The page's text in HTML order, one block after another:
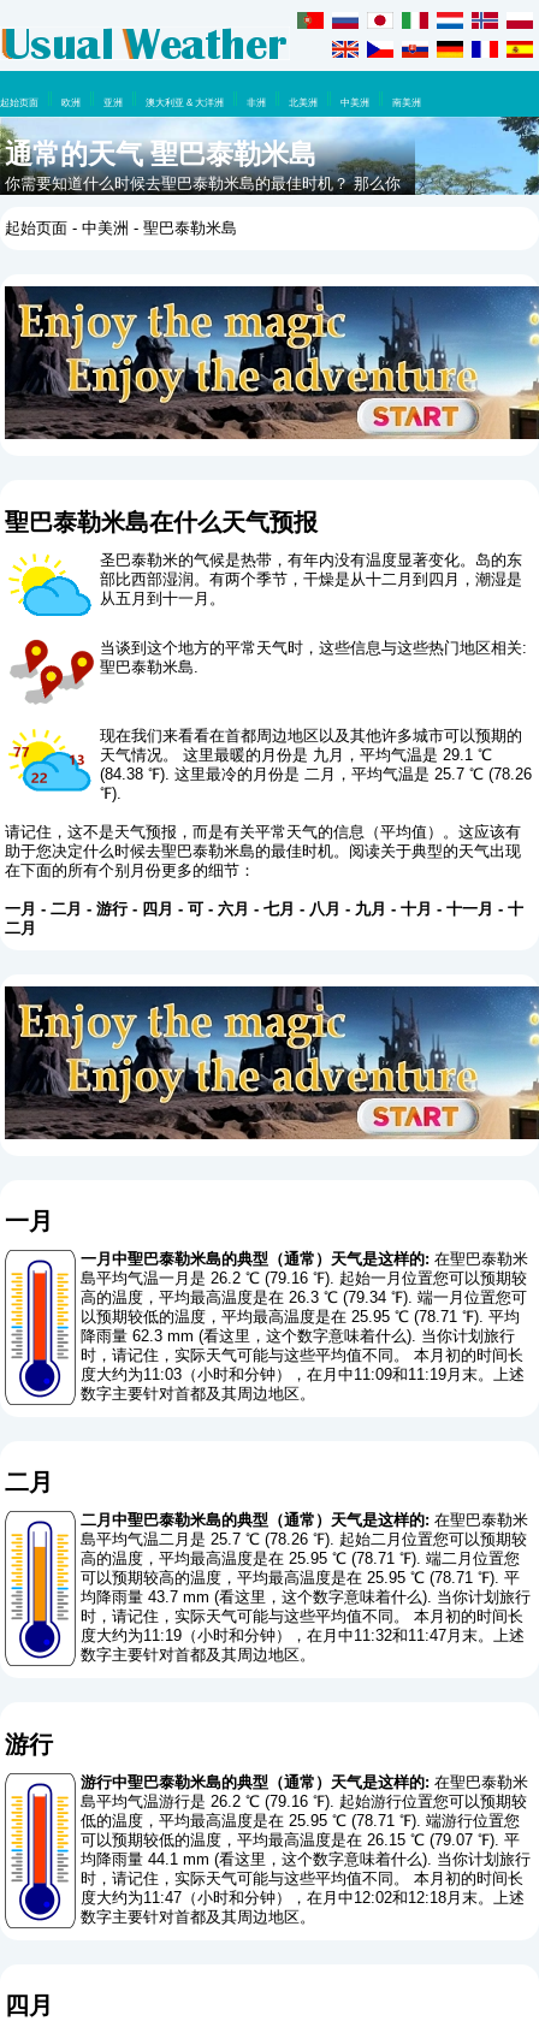
起始页面 欧洲 亚洲 澳大利亚 & 大洋洲 非洲 北美洲 中美洲 南美洲
通常的天气 聖巴泰勒米島
你需要知道什么时候去聖巴泰勒米島的最佳时机？ 那么你
起始页面 -中美洲 - 聖巴泰勒米島
聖巴泰勒米島在什么天气预报
圣巴泰勒米的气候是热带，有年内没有温度显著变化。岛的东
部比西部湿润。有两个季节，干燥是从十二月到四月，潮湿是
从五月到十一月。
当谈到这个地方的平常天气时，这些信息与这些热门地区相关:
聖巴泰勒米島.
现在我们来看看在首都周边地区以及其他许多城市可以预期的
天气情况。 这里最暖的月份是 九月，平均气温是 29.1 ℃
(84.38 ℉). 这里最冷的月份是 二月，平均气温是 25.7 ℃ (78.26
℉).
请记住，这不是天气预报，而是有关平常天气的信息（平均值）。这应该有
助于您决定什么时候去聖巴泰勒米島的最佳时机。阅读关于典型的天气出现
在下面的所有个别月份更多的细节：
一月 -二月 -游行- 四月 -可 -六月 -七月 - 八月 - 九月 -十月 -十一月 -十
二月
一月
一月中聖巴泰勒米島的典型（通常）天气是这样的: 在聖巴泰勒米
島平均气温一月是 26.2 ℃ (79.16 ℉). 起始一月位置您可以预期较
高的温度，平均最高温度是在 26.3 ℃ (79.34 ℉). 端一月位置您可
以预期较低的温度，平均最高温度是在 25.95 ℃ (78.71 ℉). 平均
降雨量 62.3 mm (看这里，这个数字意味着什么). 当你计划旅行
时，请记住，实际天气可能与这些平均值不同。 本月初的时间长
度大约为11:03（小时和分钟），在月中11:09和11:19月末。上述
数字主要针对首都及其周边地区。
二月
二月中聖巴泰勒米島的典型（通常）天气是这样的: 在聖巴泰勒米
島平均气温二月是 25.7 ℃ (78.26 ℉). 起始二月位置您可以预期较
高的温度，平均最高温度是在 25.95 ℃ (78.71 ℉). 端二月位置您
可以预期较高的温度，平均最高温度是在 25.95 ℃ (78.71 ℉). 平
均降雨量 43.7 mm (看这里，这个数字意味着什么). 当你计划旅行
时，请记住，实际天气可能与这些平均值不同。 本月初的时间长
度大约为11:19（小时和分钟），在月中11:32和11:47月末。上述
数字主要针对首都及其周边地区。
游行
游行中聖巴泰勒米島的典型（通常）天气是这样的: 在聖巴泰勒米
島平均气温游行是 26.2 ℃ (79.16 ℉). 起始游行位置您可以预期较
低的温度，平均最高温度是在 25.95 ℃ (78.71 ℉). 端游行位置您
可以预期较低的温度，平均最高温度是在 26.15 ℃ (79.07 ℉). 平
均降雨量 44.1 mm (看这里，这个数字意味着什么). 当你计划旅行
时，请记住，实际天气可能与这些平均值不同。 本月初的时间长
度大约为11:47（小时和分钟），在月中12:02和12:18月末。上述
数字主要针对首都及其周边地区。
四月